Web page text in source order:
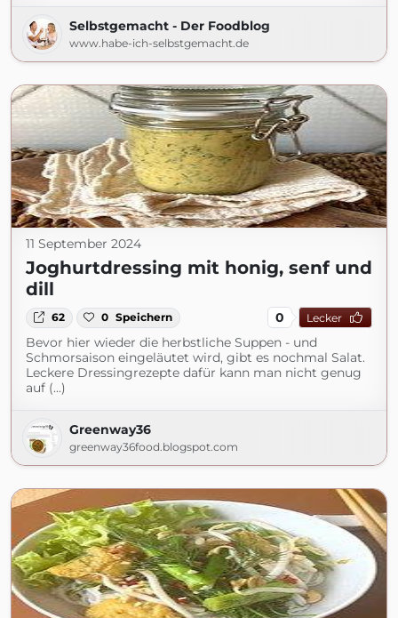
Selbstgemacht - Der Foodblog
www.habe-ich-selbstgemacht.de
11 September 2024
Joghurtdressing mit honig, senf und
dill
62 0 Speichern 0 Lecker
Bevor hier wieder die herbstliche Suppen - und
Schmorsaison eingeläutet wird, gibt es nochmal Salat.
Leckere Dressingrezepte dafür kann man nicht genug
auf (...)
Greenway36
greenway36food.blogspot.com